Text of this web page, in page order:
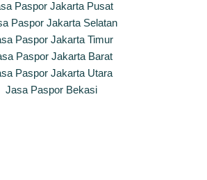
Paspor Jakarta Pusat
Paspor Jakarta Selatan
Paspor Jakarta Timur
Paspor Jakarta Barat
Paspor Jakarta Utara
Jasa Paspor Bekasi